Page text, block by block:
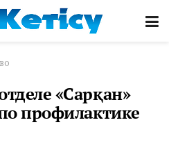
«Сарқан»
профилактике